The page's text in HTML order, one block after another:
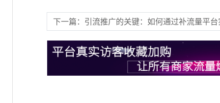
下一篇：引流推广的关键：如何通过补流量平